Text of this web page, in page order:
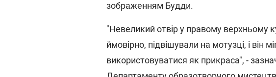
зображенням Будди.
"Невеликий отвір у правому верхньому
ймовірно, підвішували на мотузці, і він
використовуватися як прикраса", -